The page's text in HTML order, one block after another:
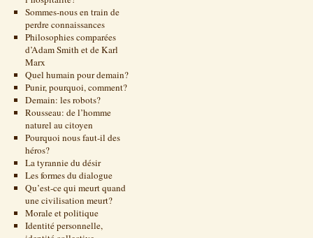
Sommes-nous en train de
perdre connaissances
Philosophies comparées
d’Adam Smith et de Karl
Marx
Quel humain pour demain?
Punir, pourquoi, comment?
Demain: les robots?
Rousseau: de l’homme
naturel au citoyen
Pourquoi nous faut-il des
héros?
La tyrannie du désir
Les formes du dialogue
Qu’est-ce qui meurt quand
une civilisation meurt?
Morale et politique
Identité personnelle,